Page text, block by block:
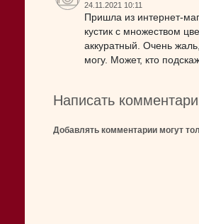
24.11.2021 10:11
Пришла из интернет-
кустик с множеством
аккуратный. Очень
могу. Может, кто
Написать
Добавлять комментарии могут